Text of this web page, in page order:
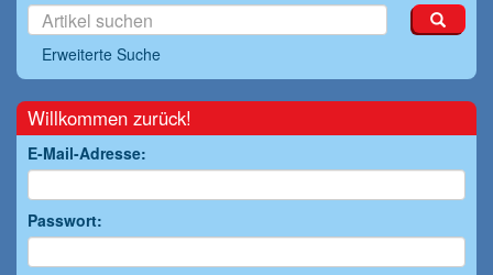
Erweiterte Suche
Willkommen zurück!
E-Mail-Adresse:
Passwort: